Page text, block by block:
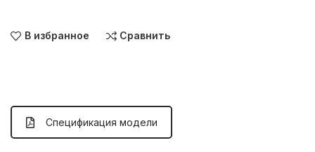
В избранное Сравнить
Спецификация модели